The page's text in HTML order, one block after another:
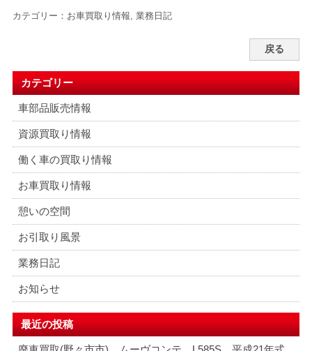
カテゴリー： お車買取り情報, 業務日記
戻る
カテゴリー
車部品販売情報
資源買取り情報
働く車の買取り情報
お車買取り情報
憩いの空間
お引取り風景
業務日記
お知らせ
最近の投稿